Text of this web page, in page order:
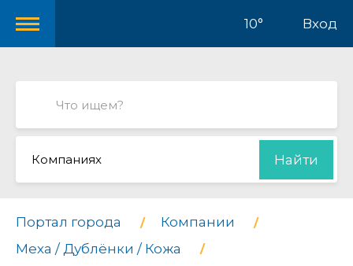
10° Вход
Компаниях Найти
Портал города
Компании
Меха / Дублёнки / Кожа